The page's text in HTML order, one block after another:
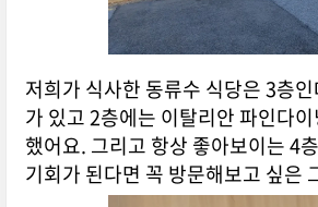
저희가 식사한 동류수 식당은 3층
가 있고 2층에는 이탈리안 파인다
했어요. 그리고 항상 좋아보이는 4
기회가 된다면 꼭 방문해보고 싶은